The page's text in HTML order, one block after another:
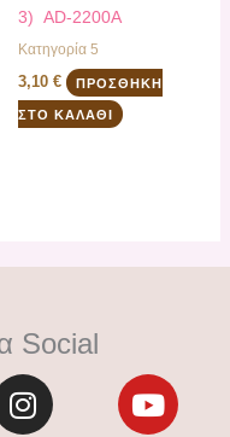
3) AD-2200Α
Κατηγορία 5
3,10 € ΠΡΟΣΘΉΚΗ
ΣΤΟ ΚΑΛΆΘΙ
Social
I
n
Y
o